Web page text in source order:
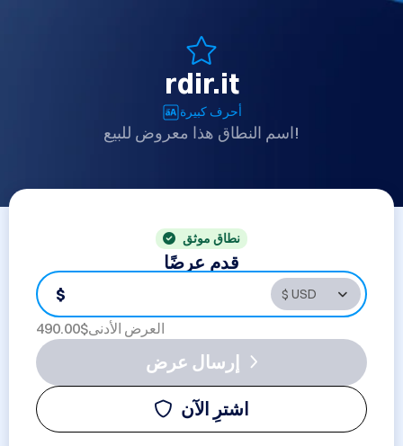
rdir.it
أحرف كبيرة
اسم النطاق هذا معروض للبيع!
نطاق موثق
قدم عرضًا
$
العرض الأدنى$490.00
إرسال عرض
اشترِ الآن